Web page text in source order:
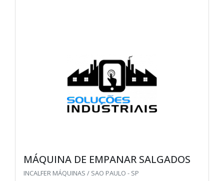
MÁQUINA DE EMPANAR SALGADOS
INCALFER MÁQUINAS / SAO PAULO - SP